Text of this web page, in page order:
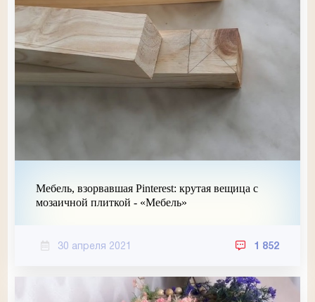
Мебель, взорвавшая Pinterest: крутая вещица с
мозаичной плиткой - «Мебель»
30 апреля 2021 1 852